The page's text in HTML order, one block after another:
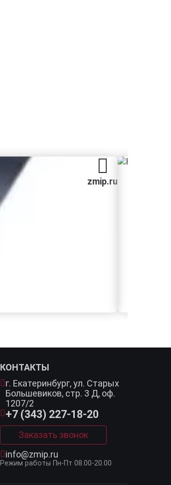
zmip.ru
КОНТАКТЫ
г. Екатеринбург,ул. Старых
Большевиков, стр. 3 Д, оф.
1207/2
+7 (343) 227-18-20
Заказать звонок
info@zmip.ru
Режим работы Пн-Пт 08.00-20.00